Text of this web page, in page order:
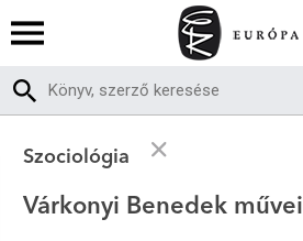
Szociológia
Várkonyi Benedek művei